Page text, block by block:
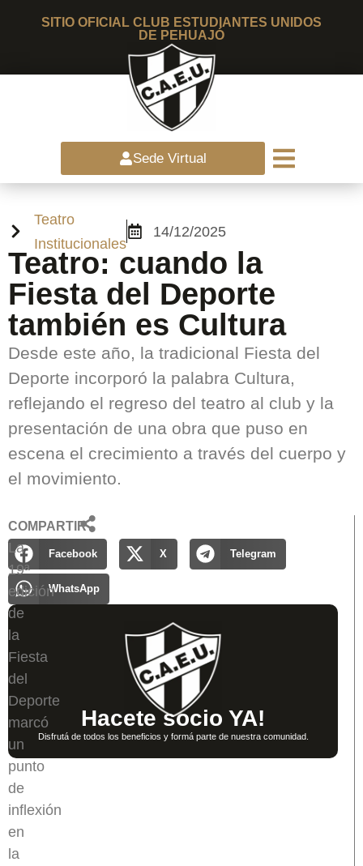
SITIO OFICIAL CLUB ESTUDIANTES UNIDOS
DE PEHUAJÓ
Sede Virtual
Teatro
Institucionales
14/12/2025
Teatro: cuando la
Fiesta del Deporte
también es Cultura
Desde este año, la tradicional Fiesta del
Deporte incorporó la palabra Cultura,
reflejando el regreso del teatro al club y la
presentación de una obra que puso en
escena el crecimiento a través del cuerpo y
el movimiento.
COMPARTIR
Facebook X Telegram
WhatsApp
Hacete socio YA!
Disfrutá de todos los beneficios y formá parte de nuestra comunidad.
La
19ª
edición
de
la
Fiesta
del
Deporte
marcó
un
punto
de
inflexión
en
la